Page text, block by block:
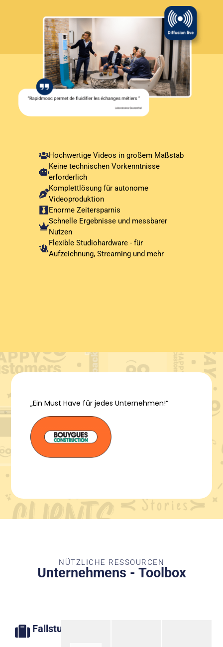
Hochwertige Videos in großem Maßstab
Keine technischen Vorkenntnisse
erforderlich
Komplettlösung für autonome
Videoproduktion
Enorme Zeitersparnis
Schnelle Ergebnisse und messbarer
Nutzen
Flexible Studiohardware - für
Aufzeichnung, Streaming und mehr
„Ein Must Have für jedes Unternehmen!“
NÜTZLICHE RESSOURCEN
Unternehmens - Toolbox
Fallstudien